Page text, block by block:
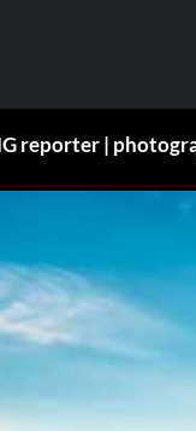
reporter |